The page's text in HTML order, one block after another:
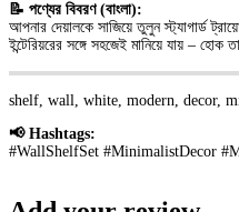
📝 পণ্যের বিবরণ (বাংলা):
আপনার দেয়ালকে সাজিয়ে তুলুন স্ট্যাগার্ড
ইন্টেরিয়রের সঙ্গে সহজেই মানিয়ে যায় –
shelf, wall, white, modern, decor,
📢 Hashtags:
#WallShelfSet #MinimalistDecor